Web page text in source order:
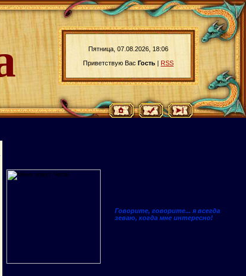
Пятница, 07.08.2026, 18:06
Приветствую Вас Гость | RSS
Говорите, говорите... я всегда
зеваю, когда мне интересно!